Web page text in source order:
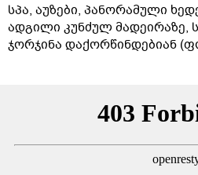
სპა, აუზები, პანორამული
ადგილი კუნძულ მადეირაზე,
ჯორჯინა დაქორწინდებიან